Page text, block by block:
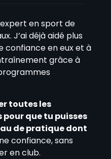
expert en sport de
J’ai déjà aidé plus
confiance en eux et à
grâce à
toutes les
pour que tu puisses
de pratique dont
confiance, sans
en club.